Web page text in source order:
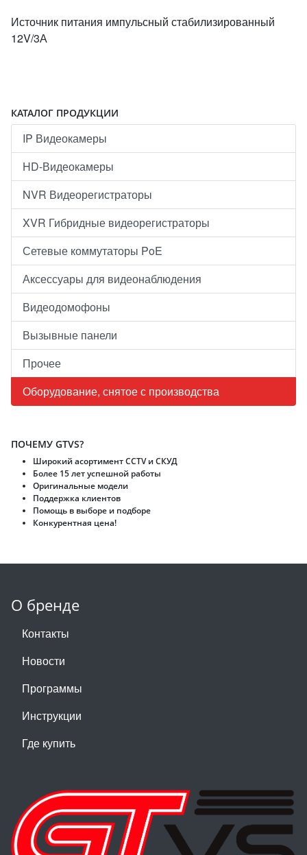
Источник питания импульсный стабилизированный
12V/3А
КАТАЛОГ ПРОДУКЦИИ
IP Видеокамеры
HD-Видеокамеры
NVR Видеорегистраторы
XVR Гибридные видеорегистраторы
Сетевые коммутаторы PoE
Аксессуары для видеонаблюдения
Видеодомофоны
Вызывные панели
Прочее
Оборудование, снятое с производства
ПОЧЕМУ GTVS?
Широкий асортимент CCTV и CКУД
Более 15 лет успешной работы
Оригинальные модели
Поддержка клиентов
Помощь в выборе и подборе
Конкурентная цена!
О бренде
Контакты
Новости
Программы
Инструкции
Где купить